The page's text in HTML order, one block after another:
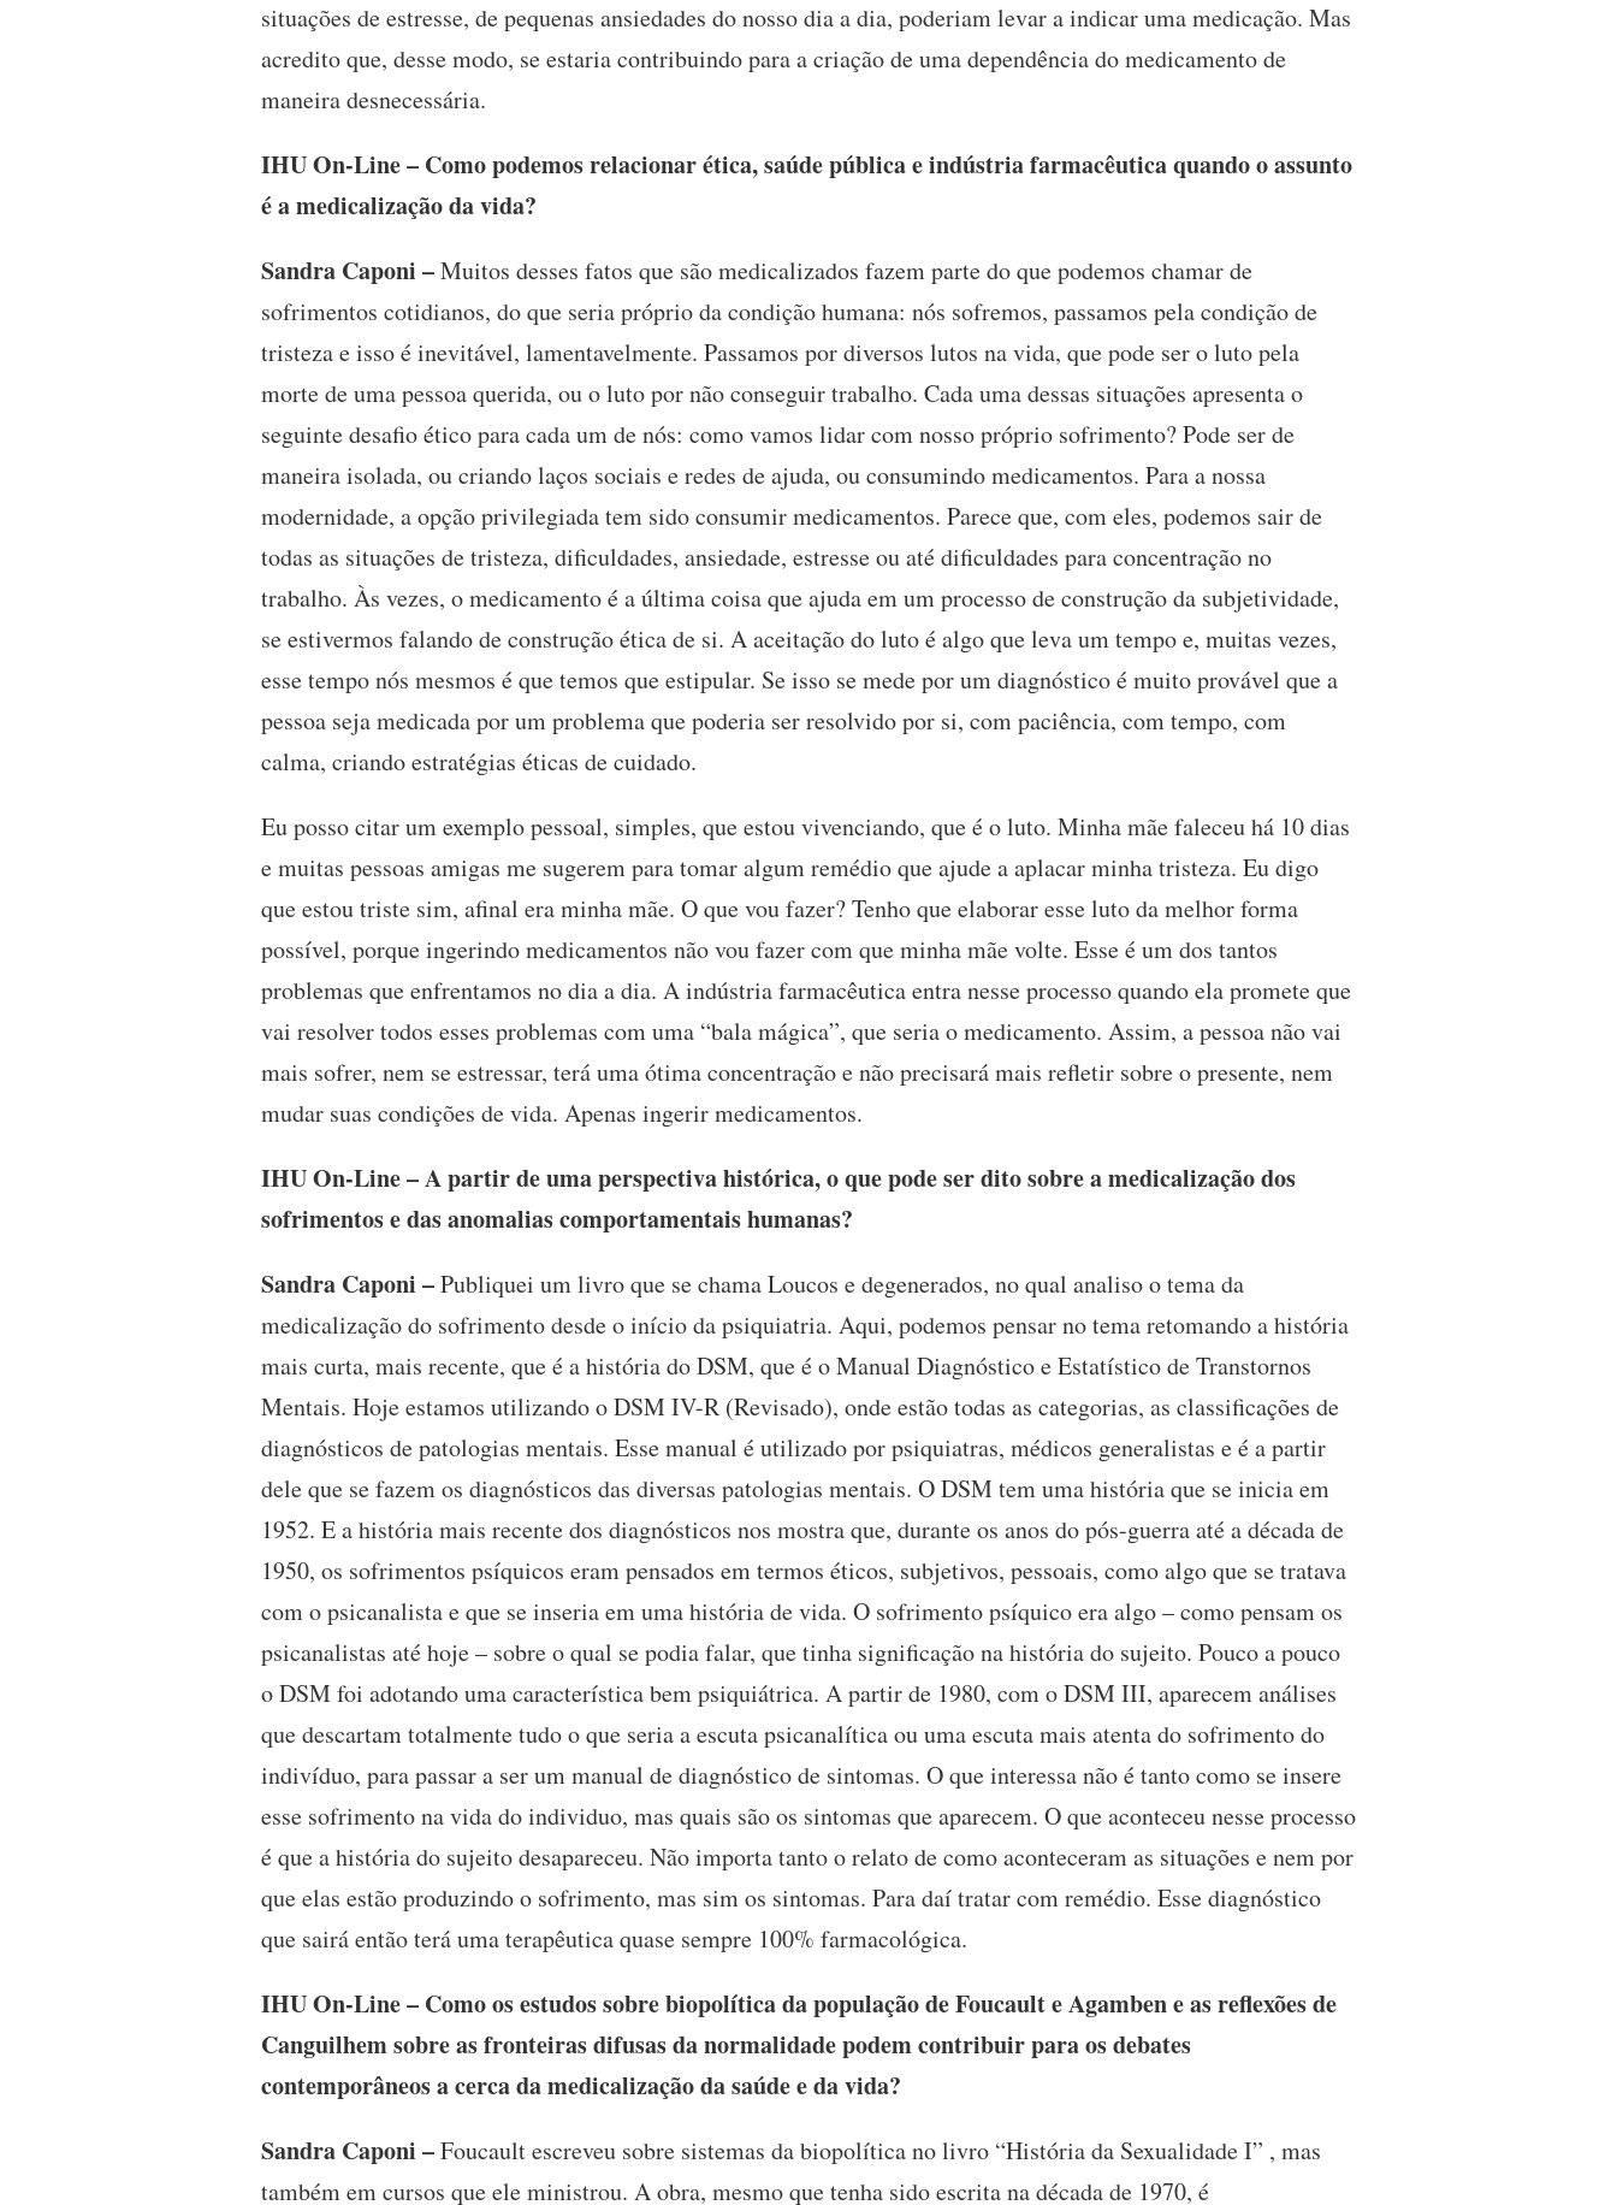
situações de estresse, de pequenas ansiedades do nosso dia a dia, poderiam levar a indicar uma medicação. Mas
acredito que, desse modo, se estaria contribuindo para a criação de uma dependência do medicamento de
maneira desnecessária.
IHU On-Line – Como podemos relacionar ética, saúde pública e indústria farmacêutica quando o assunto
é a medicalização da vida?
Sandra Caponi –Muitos desses fatos que são medicalizados fazem parte do que podemos chamar de
sofrimentos cotidianos, do que seria próprio da condição humana: nós sofremos, passamos pela condição de
tristeza e isso é inevitável, lamentavelmente. Passamos por diversos lutos na vida, que pode ser o luto pela
morte de uma pessoa querida, ou o luto por não conseguir trabalho. Cada uma dessas situações apresenta o
seguinte desafio ético para cada um de nós: como vamos lidar com nosso próprio sofrimento? Pode ser de
maneira isolada, ou criando laços sociais e redes de ajuda, ou consumindo medicamentos. Para a nossa
modernidade, a opção privilegiada tem sido consumir medicamentos. Parece que, com eles, podemos sair de
todas as situações de tristeza, dificuldades, ansiedade, estresse ou até dificuldades para concentração no
trabalho. Às vezes, o medicamento é a última coisa que ajuda em um processo de construção da subjetividade,
se estivermos falando de construção ética de si. A aceitação do luto é algo que leva um tempo e, muitas vezes,
esse tempo nós mesmos é que temos que estipular. Se isso se mede por um diagnóstico é muito provável que a
pessoa seja medicada por um problema que poderia ser resolvido por si, com paciência, com tempo, com
calma, criando estratégias éticas de cuidado.
Eu posso citar um exemplo pessoal, simples, que estou vivenciando, que é o luto. Minha mãe faleceu há 10 dias
e muitas pessoas amigas me sugerem para tomar algum remédio que ajude a aplacar minha tristeza. Eu digo
que estou triste sim, afinal era minha mãe. O que vou fazer? Tenho que elaborar esse luto da melhor forma
possível, porque ingerindo medicamentos não vou fazer com que minha mãe volte. Esse é um dos tantos
problemas que enfrentamos no dia a dia. A indústria farmacêutica entra nesse processo quando ela promete que
vai resolver todos esses problemas com uma “bala mágica”, que seria o medicamento. Assim, a pessoa não vai
mais sofrer, nem se estressar, terá uma ótima concentração e não precisará mais refletir sobre o presente, nem
mudar suas condições de vida. Apenas ingerir medicamentos.
IHU On-Line – A partir de uma perspectiva histórica, o que pode ser dito sobre a medicalização dos
sofrimentos e das anomalias comportamentais humanas?
Sandra Caponi –Publiquei um livro que se chama Loucos e degenerados, no qual analiso o tema da
medicalização do sofrimento desde o início da psiquiatria. Aqui, podemos pensar no tema retomando a história
mais curta, mais recente, que é a história do DSM, que é o Manual Diagnóstico e Estatístico de Transtornos
Mentais. Hoje estamos utilizando o DSM IV-R (Revisado), onde estão todas as categorias, as classificações de
diagnósticos de patologias mentais. Esse manual é utilizado por psiquiatras, médicos generalistas e é a partir
dele que se fazem os diagnósticos das diversas patologias mentais. O DSM tem uma história que se inicia em
1952. E a história mais recente dos diagnósticos nos mostra que, durante os anos do pós-guerra até a década de
1950, os sofrimentos psíquicos eram pensados em termos éticos, subjetivos, pessoais, como algo que se tratava
com o psicanalista e que se inseria em uma história de vida. O sofrimento psíquico era algo – como pensam os
psicanalistas até hoje – sobre o qual se podia falar, que tinha significação na história do sujeito. Pouco a pouco
o DSM foi adotando uma característica bem psiquiátrica. A partir de 1980, com o DSM III, aparecem análises
que descartam totalmente tudo o que seria a escuta psicanalítica ou uma escuta mais atenta do sofrimento do
indivíduo, para passar a ser um manual de diagnóstico de sintomas. O que interessa não é tanto como se insere
esse sofrimento na vida do individuo, mas quais são os sintomas que aparecem. O que aconteceu nesse processo
é que a história do sujeito desapareceu. Não importa tanto o relato de como aconteceram as situações e nem por
que elas estão produzindo o sofrimento, mas sim os sintomas. Para daí tratar com remédio. Esse diagnóstico
que sairá então terá uma terapêutica quase sempre 100% farmacológica.
IHU On-Line – Como os estudos sobre biopolítica da população de Foucault e Agamben e as reflexões de
Canguilhem sobre as fronteiras difusas da normalidade podem contribuir para os debates
contemporâneos a cerca da medicalização da saúde e da vida?
Sandra Caponi –Foucault escreveu sobre sistemas da biopolítica no livro “História da Sexualidade I” , mas
também em cursos que ele ministrou. A obra, mesmo que tenha sido escrita na década de 1970, é